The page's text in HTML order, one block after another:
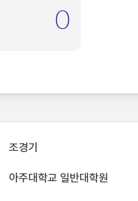
0
조경기
아주대학교 일반대학원